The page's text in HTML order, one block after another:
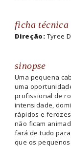
ficha técnica
Direção: Tyree
sinopse
Uma pequena
uma
profissional de
intensidade,
rápidos e
não ficam
fará de tudo
que os